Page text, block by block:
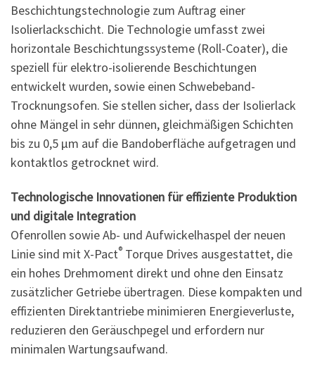
Beschichtungstechnologie zum Auftrag einer
Isolierlackschicht. Die Technologie umfasst zwei
horizontale Beschichtungssysteme (Roll-Coater), die
speziell für elektro-isolierende Beschichtungen
entwickelt wurden, sowie einen Schwebeband-
Trocknungsofen. Sie stellen sicher, dass der Isolierlack
ohne Mängel in sehr dünnen, gleichmäßigen Schichten
bis zu 0,5 µm auf die Bandoberfläche aufgetragen und
kontaktlos getrocknet wird.
Technologische Innovationen für effiziente Produktion
und digitale Integration
Ofenrollen sowie Ab- und Aufwickelhaspel der neuen
Linie sind mit X-Pact® Torque Drives ausgestattet, die
ein hohes Drehmoment direkt und ohne den Einsatz
zusätzlicher Getriebe übertragen. Diese kompakten und
effizienten Direktantriebe minimieren Energieverluste,
reduzieren den Geräuschpegel und erfordern nur
minimalen Wartungsaufwand.